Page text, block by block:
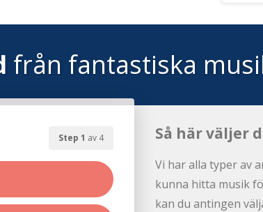
från fantastiska
Step 1 av 4 Så här väljer
Vi har alla typer av
kunna hitta musik
kan du antingen